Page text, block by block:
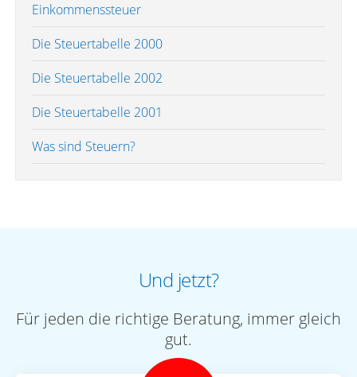
Einkommenssteuer
Die Steuertabelle 2000
Die Steuertabelle 2002
Die Steuertabelle 2001
Was sind Steuern?
Und jetzt?
Für jeden die richtige Beratung, immer gleich
gut.